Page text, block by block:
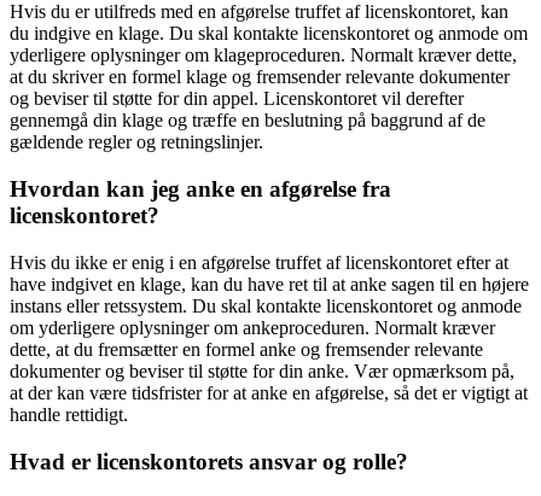
Hvis du er utilfreds med en afgørelse truffet af licenskontoret, kan
du indgive en klage. Du skal kontakte licenskontoret og anmode om
yderligere oplysninger om klageproceduren. Normalt kræver dette,
at du skriver en formel klage og fremsender relevante dokumenter
og beviser til støtte for din appel. Licenskontoret vil derefter
gennemgå din klage og træffe en beslutning på baggrund af de
gældende regler og retningslinjer.
Hvordan kan jeg anke en afgørelse fra
licenskontoret?
Hvis du ikke er enig i en afgørelse truffet af licenskontoret efter at
have indgivet en klage, kan du have ret til at anke sagen til en højere
instans eller retssystem. Du skal kontakte licenskontoret og anmode
om yderligere oplysninger om ankeproceduren. Normalt kræver
dette, at du fremsætter en formel anke og fremsender relevante
dokumenter og beviser til støtte for din anke. Vær opmærksom på,
at der kan være tidsfrister for at anke en afgørelse, så det er vigtigt at
handle rettidigt.
Hvad er licenskontorets ansvar og rolle?